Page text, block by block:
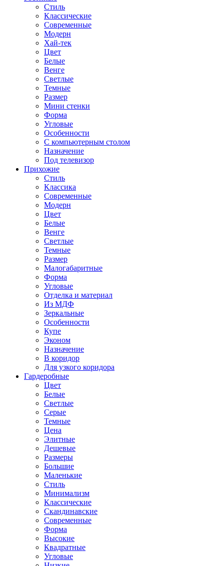
Стиль
Классические
Современные
Модерн
Хай-тек
Цвет
Белые
Венге
Светлые
Темные
Размер
Мини стенки
Форма
Угловые
Особенности
С компьютерным столом
Назначение
Под телевизор
Прихожие
Стиль
Классика
Современные
Модерн
Цвет
Белые
Венге
Светлые
Темные
Размер
Малогабаритные
Форма
Угловые
Отделка и материал
Из МДФ
Зеркальные
Особенности
Купе
Эконом
Назначение
В коридор
Для узкого коридора
Гардеробные
Цвет
Белые
Светлые
Серые
Темные
Цена
Элитные
Дешевые
Размеры
Большие
Маленькие
Стиль
Минимализм
Классические
Скандинавские
Современные
Форма
Высокие
Квадратные
Угловые